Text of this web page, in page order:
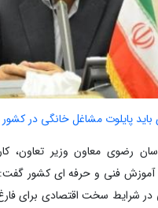
پایلوت مشاغل خانگی در
رضوی معاون وزیر تعاون،
آموزش فنی و حرفه ای کشور
شرایط سخت اقتصادی برای فارغ